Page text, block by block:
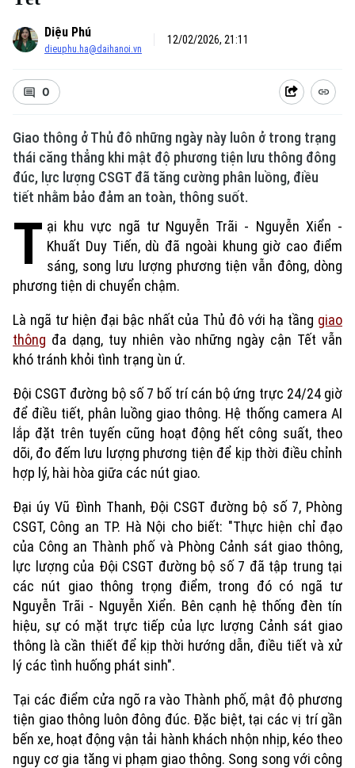
Diệu Phú
dieuphu.ha@daihanoi.vn
12/02/2026, 21:11
0
Giao thông ở Thủ đô những ngày này luôn ở trong trạng
thái căng thẳng khi mật độ phương tiện lưu thông đông
đúc, lực lượng CSGT đã tăng cường phân luồng, điều
tiết nhằm bảo đảm an toàn, thông suốt.
T ại khu vực ngã tư Nguyễn Trãi - Nguyễn Xiển -
Khuất Duy Tiến, dù đã ngoài khung giờ cao điểm
sáng, song lưu lượng phương tiện vẫn đông, dòng
phương tiện di chuyển chậm.
Là ngã tư hiện đại bậc nhất của Thủ đô với hạ tầng giao
thông đa dạng, tuy nhiên vào những ngày cận Tết vẫn
khó tránh khỏi tình trạng ùn ứ.
Đội CSGT đường bộ số 7 bố trí cán bộ ứng trực 24/24 giờ
để điều tiết, phân luồng giao thông. Hệ thống camera AI
lắp đặt trên tuyến cũng hoạt động hết công suất, theo
dõi, đo đếm lưu lượng phương tiện để kịp thời điều chỉnh
hợp lý, hài hòa giữa các nút giao.
Đại úy Vũ Đình Thanh, Đội CSGT đường bộ số 7, Phòng
CSGT, Công an TP. Hà Nội cho biết: "Thực hiện chỉ đạo
của Công an Thành phố và Phòng Cảnh sát giao thông,
lực lượng của Đội CSGT đường bộ số 7 đã tập trung tại
các nút giao thông trọng điểm, trong đó có ngã tư
Nguyễn Trãi - Nguyễn Xiển. Bên cạnh hệ thống đèn tín
hiệu, sự có mặt trực tiếp của lực lượng Cảnh sát giao
thông là cần thiết để kịp thời hướng dẫn, điều tiết và xử
lý các tình huống phát sinh".
Tại các điểm cửa ngõ ra vào Thành phố, mật độ phương
tiện giao thông luôn đông đúc. Đặc biệt, tại các vị trí gần
bến xe, hoạt động vận tải hành khách nhộn nhịp, kéo theo
nguy cơ gia tăng vi phạm giao thông. Song song với công